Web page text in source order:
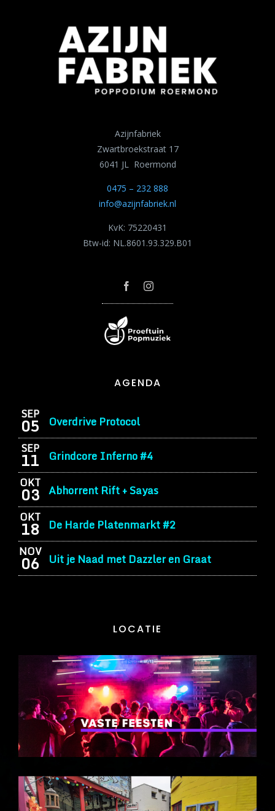
AGENDA
SEP
05 Overdrive Protocol
SEP
11 Grindcore Inferno #4
OKT
03 Abhorrent Rift + Sayas
OKT
18 De Harde Platenmarkt #2
NOV
06 Uit je Naad met Dazzler en Graat
Azijnfabriek
Zwartbroekstraat 17
6041 JL Roermond
0475 – 232 888
info@azijnfabriek.nl
KvK: 75220431
Btw-id: NL.8601.93.329.B01
LOCATIE